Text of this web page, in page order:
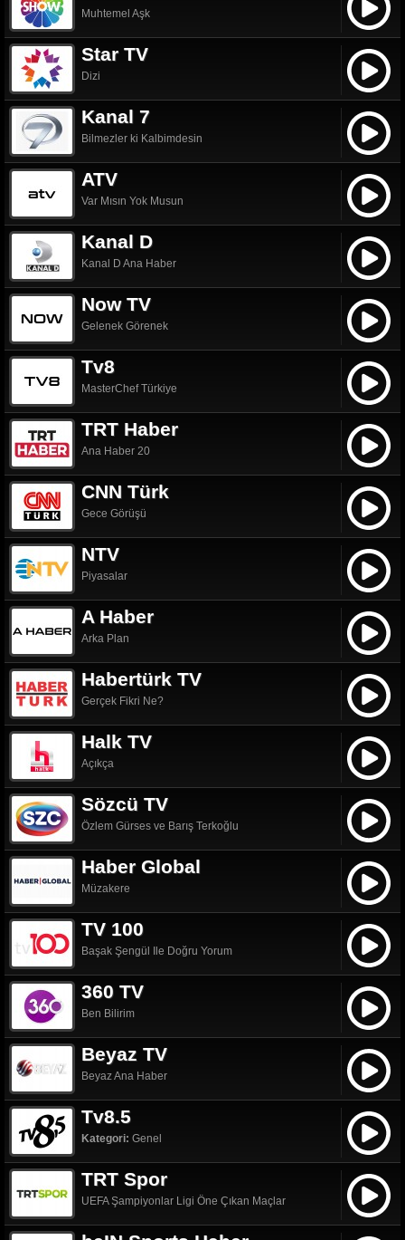
Muhtemel Aşk
Star TV
Dizi
Kanal 7
Bilmezler ki Kalbimdesin
ATV
Var Mısın Yok Musun
Kanal D
Kanal D Ana Haber
Now TV
Gelenek Görenek
Tv8
MasterChef Türkiye
TRT Haber
Ana Haber 20
CNN Türk
Gece Görüşü
NTV
Piyasalar
A Haber
Arka Plan
Habertürk TV
Gerçek Fikri Ne?
Halk TV
Açıkça
Sözcü TV
Özlem Gürses ve Barış Terkoğlu
Haber Global
Müzakere
TV 100
Başak Şengül Ile Doğru Yorum
360 TV
Ben Bilirim
Beyaz TV
Beyaz Ana Haber
Tv8.5
Kategori: Genel
TRT Spor
UEFA Şampiyonlar Ligi Öne Çıkan Maçlar